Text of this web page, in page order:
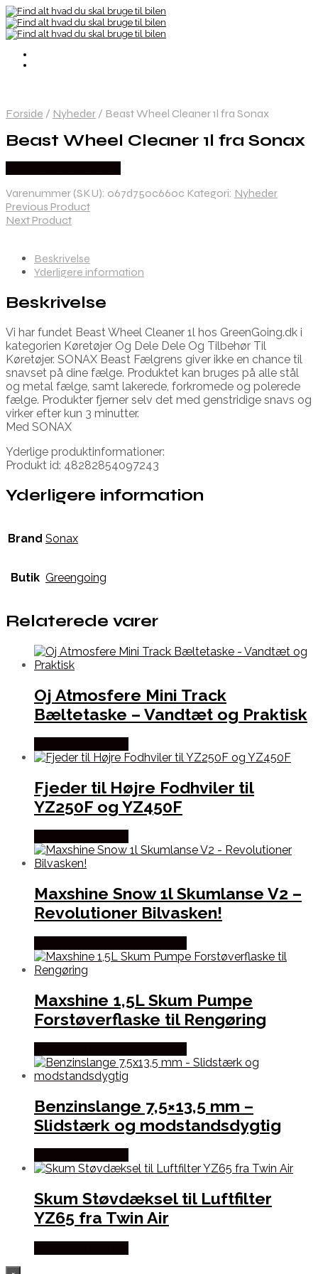
Forside / Nyheder / Beast Wheel Cleaner 1l fra Sonax
Beast Wheel Cleaner 1l fra Sonax
Varenummer (SKU): 067d750c660c Kategori: Nyheder
Previous Product
Next Product
Beskrivelse
Yderligere information
Beskrivelse
Vi har fundet Beast Wheel Cleaner 1l hos GreenGoing.dk i
kategorien Køretøjer Og Dele Dele Og Tilbehør Til
Køretøjer. SONAX Beast Fælgrens giver ikke en chance til
snavset på dine fælge. Produktet kan bruges på alle stål
og metal fælge, samt lakerede, forkromede og polerede
fælge. Produkter fjerner selv det med genstridige snavs og
virker efter kun 3 minutter.
Med SONAX
Yderlige produktinformationer:
Produkt id: 48282854097243
Yderligere information
Brand Sonax
Butik Greengoing
Relaterede varer
Oj Atmosfere Mini Track
Bæltetaske – Vandtæt og Praktisk
Fjeder til Højre Fodhviler til
YZ250F og YZ450F
Maxshine Snow 1l Skumlanse V2 –
Revolutioner Bilvasken!
Maxshine 1,5L Skum Pumpe
Forstøverflaske til Rengøring
Benzinslange 7,5×13,5 mm –
Slidstærk og modstandsdygtig
Skum Støvdæksel til Luftfilter
YZ65 fra Twin Air